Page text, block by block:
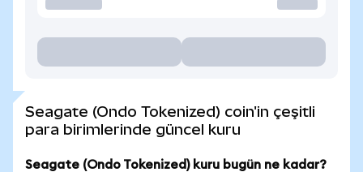
Seagate (Ondo Tokenized) coin'in çeşitli
para birimlerinde güncel kuru
Seagate (Ondo Tokenized) kuru bugün ne kadar?